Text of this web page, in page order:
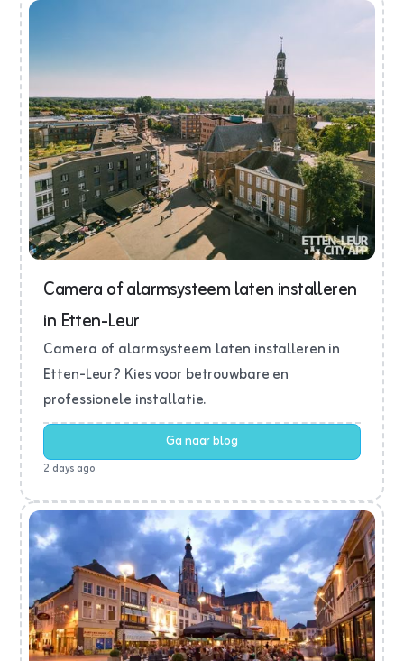
Camera of alarmsysteem laten installeren
in Etten-Leur
Camera of alarmsysteem laten installeren in
Etten-Leur? Kies voor betrouwbare en
professionele installatie.
Ga naar blog
2 days ago